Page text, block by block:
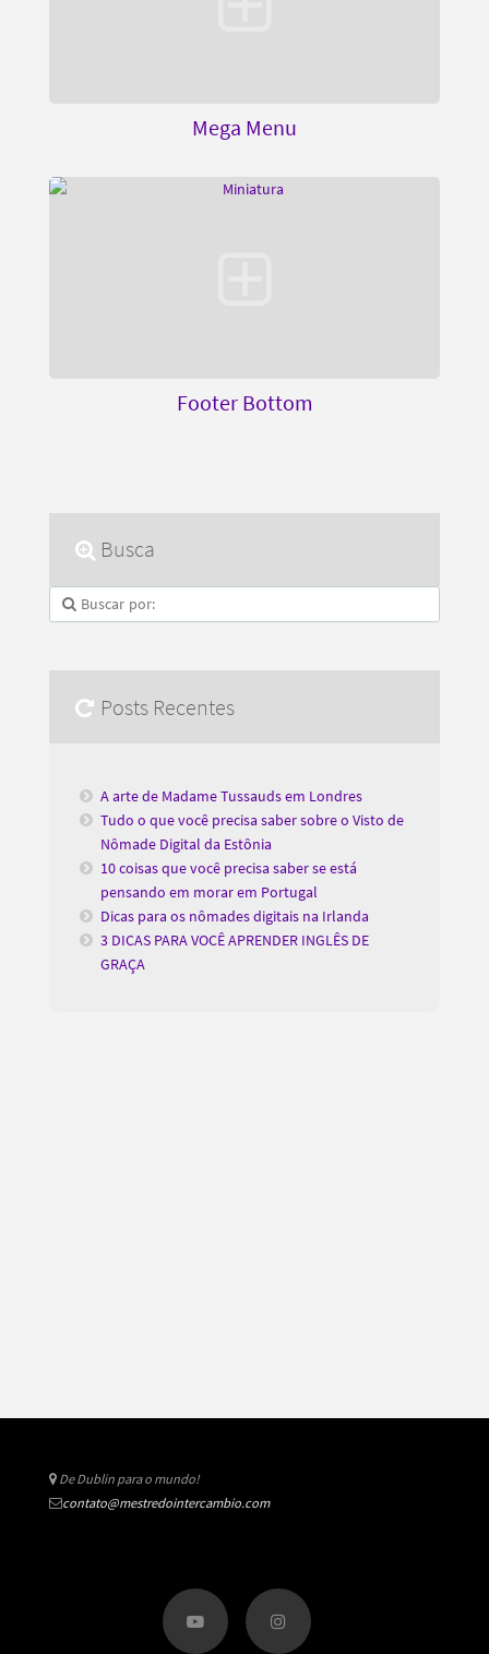
Mega Menu
Footer Bottom
Busca
Posts Recentes
A arte de Madame Tussauds em Londres
Tudo o que você precisa saber sobre o Visto de
Nômade Digital da Estônia
10 coisas que você precisa saber se está
pensando em morar em Portugal
Dicas para os nômades digitais na Irlanda
3 DICAS PARA VOCÊ APRENDER INGLÊS DE
GRAÇA
De Dublin para o mundo!
contato@mestredointercambio.com